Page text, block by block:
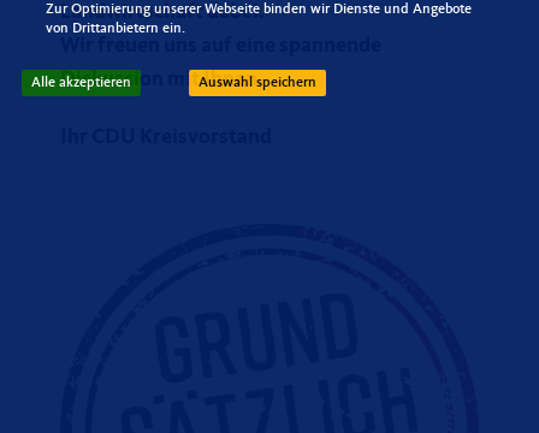
Landwirtschaft dabei.
Diskussion mit Ihnen.
Zur Optimierung unserer Webseite binden wir Dienste und Angebote
von Drittanbietern ein.
Alle akzeptieren Auswahl speichern